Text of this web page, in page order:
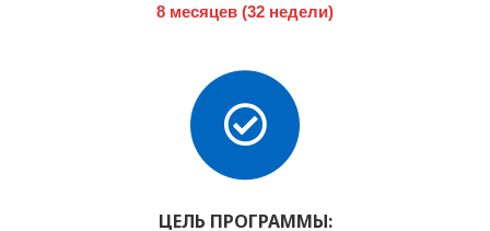
8 месяцев (32 недели)
ЦЕЛЬ ПРОГРАММЫ: